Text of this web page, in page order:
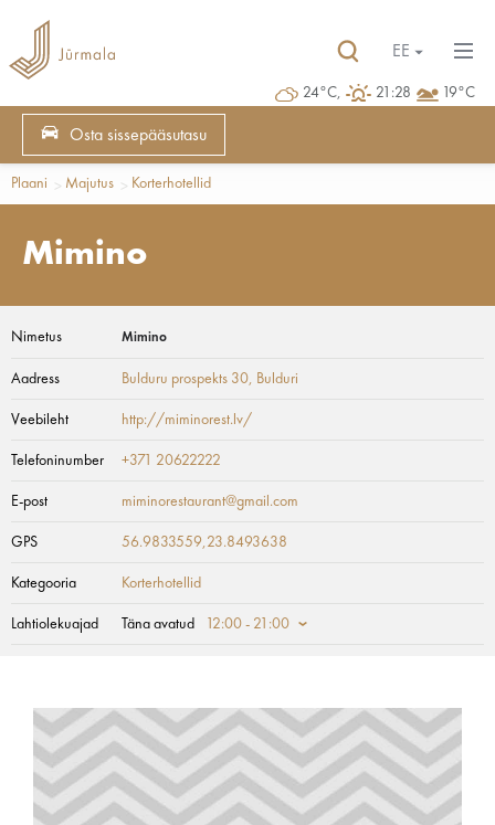
24°C, 21:28 19°C
EE
Osta sissepääsutasu
Plaani Majutus Korterhotellid
Mimino
Nimetus Mimino
Aadress Bulduru prospekts 30, Bulduri
Veebileht http://miminorest.lv/
Telefoninumber +371 20622222
E-post miminorestaurant@gmail.com
GPS 56.9833559,23.8493638
Kategooria Korterhotellid
Lahtiolekuajad Täna avatud 12:00 - 21:00